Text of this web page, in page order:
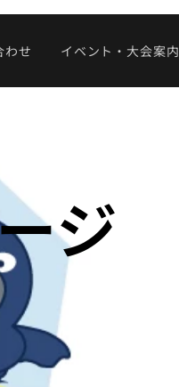
わせ イベント・大会案内
ジ